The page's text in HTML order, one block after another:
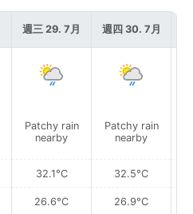
週三 29. 7月
Patchy rain
nearby
32.1°C
26.6°C
週四 30. 7月
Patchy rain
nearby
32.5°C
26.9°C